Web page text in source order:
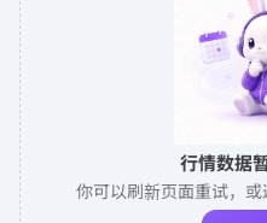
行情数据
你可以刷新页面重试，